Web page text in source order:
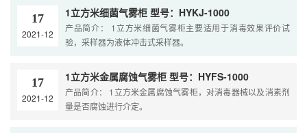
性能匹配,整车空调性能开发,整车...
17
2021-12
1立方米细菌气雾柜 型号：HYKJ-1000
产品简介： 1立方米细菌气雾柜主要适用于消毒效果评价试
验，采样器为液体冲击式采样器。
17
2021-12
1立方米金属腐蚀气雾柜 型号：HYFS-1000
产品简介： 1立方米金属腐蚀气雾柜，对消毒器械以及消素剂
量是否腐蚀进行介定。